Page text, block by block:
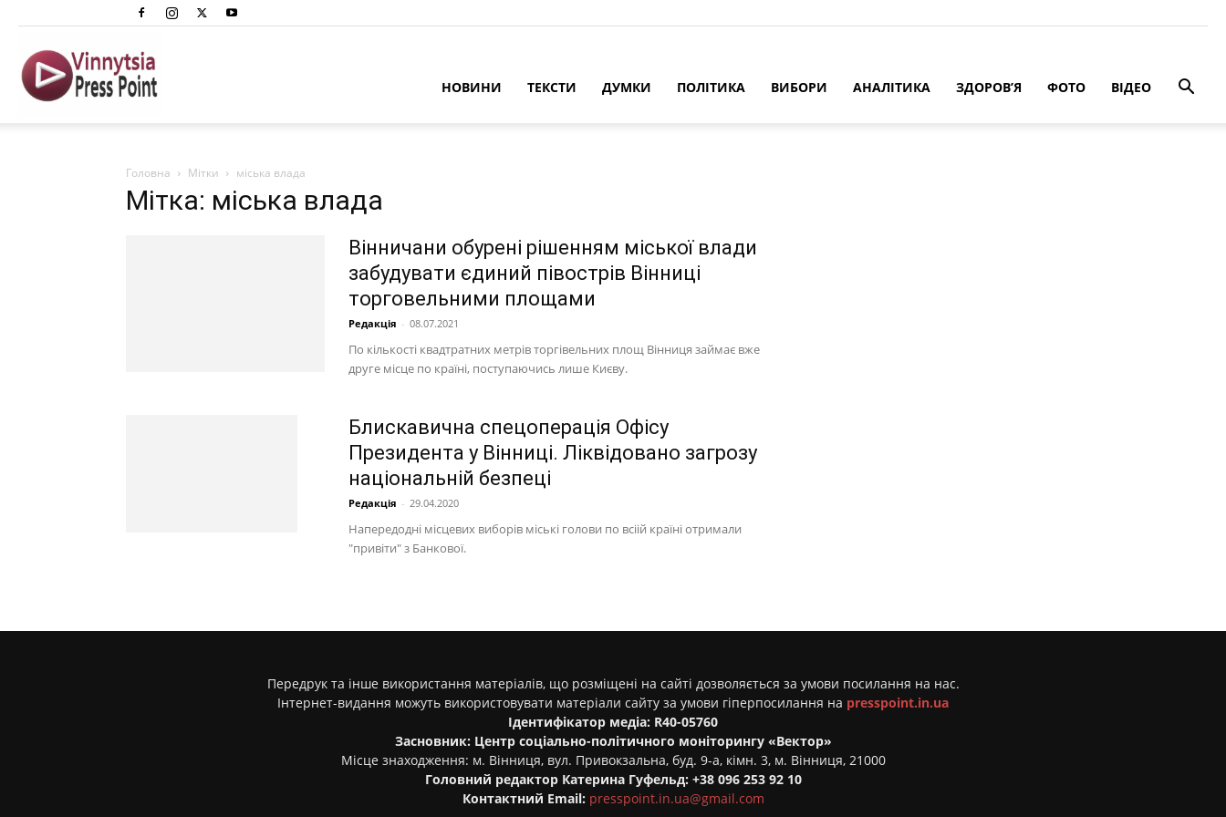
Преспоінт
НОВИНИ ТЕКСТИ ДУМКИ ПОЛІТИКА ВИБОРИ АНАЛІТИКА ЗДОРОВ’Я ФОТО ВІДЕО
Головна Мітки міська влада
Мітка: міська влада
Вінничани обурені рішенням міської влади
забудувати єдиний півострів Вінниці
торговельними площами
Редакція - 08.07.2021
По кількості квадтратних метрів торгівельних площ Вінниця займає вже
друге місце по країні, поступаючись лише Києву.
Блискавична спецоперація Офісу
Президента у Вінниці. Ліквідовано загрозу
національній безпеці
Редакція - 29.04.2020
Напередодні місцевих виборів міські голови по всіій країні отримали
"привіти" з Банкової.
Передрук та інше використання матеріалів, що розміщені на сайті дозволяється за умови посилання на нас.
Інтернет-видання можуть використовувати матеріали сайту за умови гіперпосилання на presspoint.in.ua
Ідентифікатор медіа: R40-05760
Засновник: Центр соціально-політичного моніторингу «Вектор»
Місце знаходження: м. Вінниця, вул. Привокзальна, буд. 9-а, кімн. 3, м. Вінниця, 21000
Головний редактор Катерина Гуфельд: +38 096 253 92 10
Контактний Email: presspoint.in.ua@gmail.com